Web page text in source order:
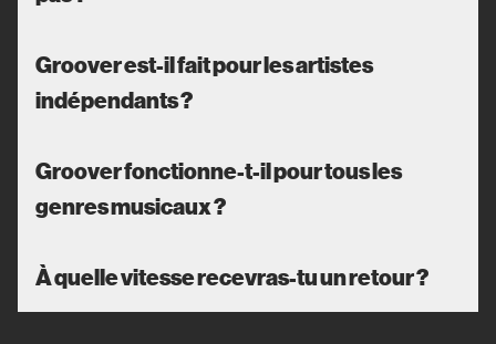
Groover est-il fait pour les artistes
indépendants ?
Groover fonctionne-t-il pour tous les
genres musicaux ?
À quelle vitesse recevras-tu un retour ?